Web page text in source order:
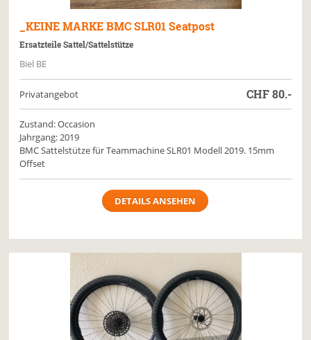
_KEINE MARKE BMC SLR01 Seatpost
Ersatzteile Sattel/Sattelstütze
Biel BE
Privatangebot CHF80.-
Zustand: Occasion
Jahrgang: 2019
BMC Sattelstütze für Teammachine SLR01 Modell 2019. 15mm
Offset
DETAILS ANSEHEN